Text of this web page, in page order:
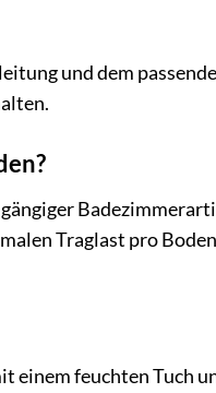
und dem
Traglast pro
einem feuchten Tuch